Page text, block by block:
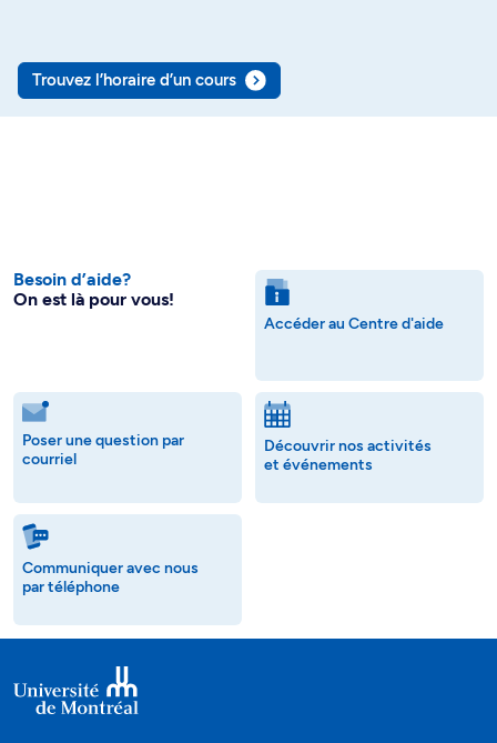
Trouvez l’horaire d’un cours
Besoin d’aide?
On est là pour vous!
Accéder au Centre d'aide
Poser une question par
courriel
Découvrir nos activités
et événements
Communiquer avec nous
par téléphone